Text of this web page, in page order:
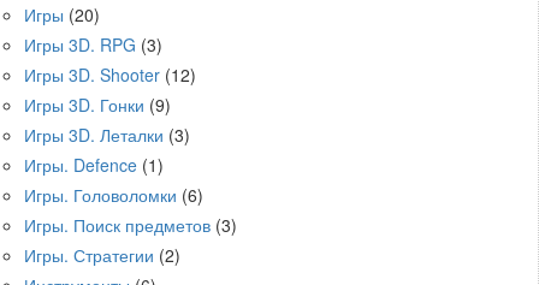
Игры (20)
Игры 3D. RPG (3)
Игры 3D. Shooter (12)
Игры 3D. Гонки (9)
Игры 3D. Леталки (3)
Игры. Defence (1)
Игры. Головоломки (6)
Игры. Поиск предметов (3)
Игры. Стратегии (2)